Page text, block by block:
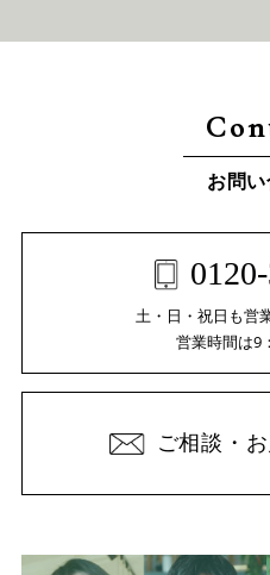
お問
土・日・祝日も営
営業時間は9
ご相談・